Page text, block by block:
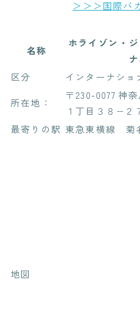
＞＞＞国際バ
名称
ホライゾン・
区分
インターナショ
所在地：
〒230-0077 神
１丁目３８−２
最寄りの駅 東急東横線 菊
地図